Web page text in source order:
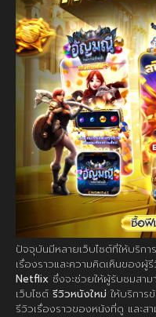
ปัจจุบันมีหลายเว็บไซต์ที่ให้บริการ
เรื่องราวและความคิดเห็นของ
Netflix ซึ่งจะช่วยให้ผู้รับชมสาม
เว็บไซต์ รีวิวหนังใหม่ ให้บริกา
รีวิวเรื่องราวของหนังที่ดู และสา